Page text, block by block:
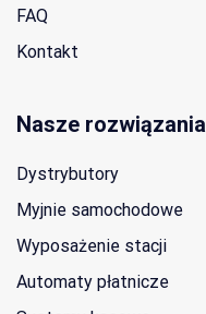
FAQ
Kontakt
Nasze rozwiązania
Dystrybutory
Myjnie samochodowe
Wyposażenie stacji
Automaty płatnicze